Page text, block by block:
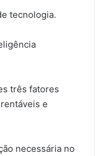
tecnologia.
três fatores
e
necessária no